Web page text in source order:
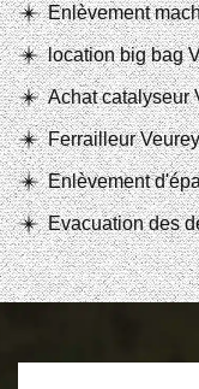
Enlèvement
location big bag
Achat catalyseur
Ferrailleur
Enlèvement
Evacuation des